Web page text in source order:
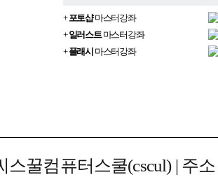
+포토샵마스터강좌
+일러스트마스터강좌
+플래시 마스터강좌
스꿀컴퓨터스쿨(cscul) | 주